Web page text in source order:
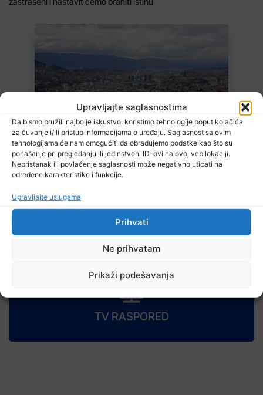
Upravljajte saglasnostima
Da bismo pružili najbolje iskustvo, koristimo tehnologije poput kolačića
za čuvanje i/ili pristup informacijama o uređaju. Saglasnost sa ovim
tehnologijama će nam omogućiti da obrađujemo podatke kao što su
ponašanje pri pregledanju ili jedinstveni ID-ovi na ovoj veb lokaciji.
Nepristanak ili povlačenje saglasnosti može negativno uticati na
određene karakteristike i funkcije.
Upravljajte uslugama
Prihvati
Ne prihvatam
Prikaži podešavanja
Stiže blagi predah od vrelina, ali ne zadugo
7 Augusta, 2026
Zenički rudari još uvijek u jami, poznato zdravstveno stanje
TV RASPORED